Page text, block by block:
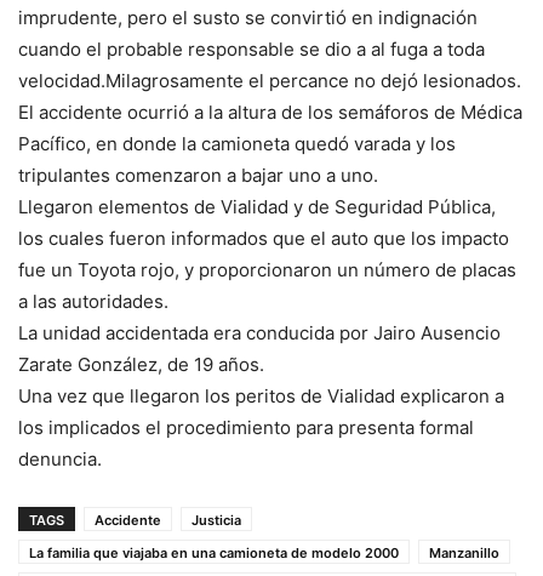
imprudente, pero el susto se convirtió en indignación
cuando el probable responsable se dio a al fuga a toda
velocidad.Milagrosamente el percance no dejó lesionados.
El accidente ocurrió a la altura de los semáforos de Médica
Pacífico, en donde la camioneta quedó varada y los
tripulantes comenzaron a bajar uno a uno.
Llegaron elementos de Vialidad y de Seguridad Pública,
los cuales fueron informados que el auto que los impacto
fue un Toyota rojo, y proporcionaron un número de placas
a las autoridades.
La unidad accidentada era conducida por Jairo Ausencio
Zarate González, de 19 años.
Una vez que llegaron los peritos de Vialidad explicaron a
los implicados el procedimiento para presenta formal
denuncia.
TAGS Accidente
Justicia
La familia que viajaba en una camioneta de modelo 2000
Manzanillo